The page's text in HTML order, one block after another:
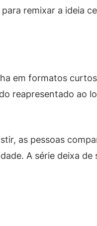
remixar a ideia
em formatos
reapresentado ao
as pessoas
A série deixa de